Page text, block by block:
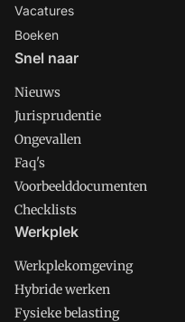
Vacatures
Boeken
Snel naar
Nieuws
Jurisprudentie
Ongevallen
Faq's
Voorbeelddocumenten
Checklists
Werkplek
Werkplekomgeving
Hybride werken
Fysieke belasting